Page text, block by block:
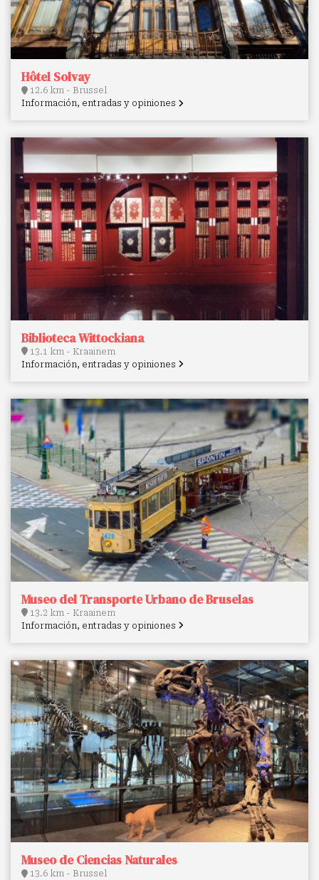
Hôtel Solvay
12.6 km - Brussel
Información, entradas y opiniones
Biblioteca Wittockiana
13.1 km - Kraainem
Información, entradas y opiniones
Museo del Transporte Urbano de Bruselas
13.2 km - Kraainem
Información, entradas y opiniones
Museo de Ciencias Naturales
13.6 km - Brussel